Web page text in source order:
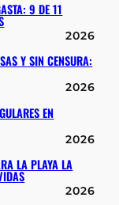
9 DE 11
2026
Y SIN CENSURA:
2026
EN
2026
LA PLAYA LA
2026